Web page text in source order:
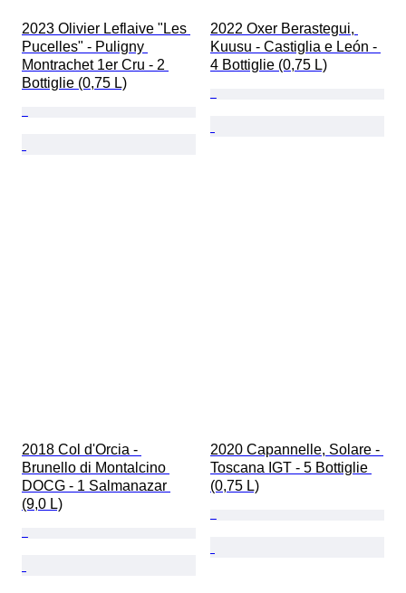
2023 Olivier Leflaive "Les
Pucelles" - Puligny
Montrachet 1er Cru - 2
Bottiglie (0,75 L)
2022 Oxer Berastegui,
Kuusu - Castiglia e León -
4 Bottiglie (0,75 L)
2018 Col d'Orcia -
Brunello di Montalcino
DOCG - 1 Salmanazar
(9,0 L)
2020 Capannelle, Solare -
Toscana IGT - 5 Bottiglie
(0,75 L)